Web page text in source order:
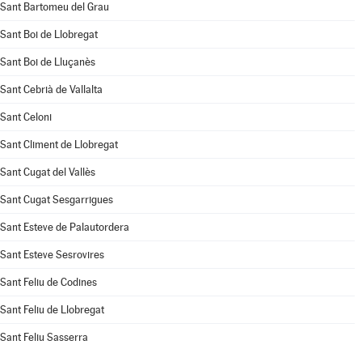
Sant Bartomeu del Grau
Sant Boi de Llobregat
Sant Boi de Lluçanès
Sant Cebrià de Vallalta
Sant Celoni
Sant Climent de Llobregat
Sant Cugat del Vallès
Sant Cugat Sesgarrigues
Sant Esteve de Palautordera
Sant Esteve Sesrovires
Sant Feliu de Codines
Sant Feliu de Llobregat
Sant Feliu Sasserra